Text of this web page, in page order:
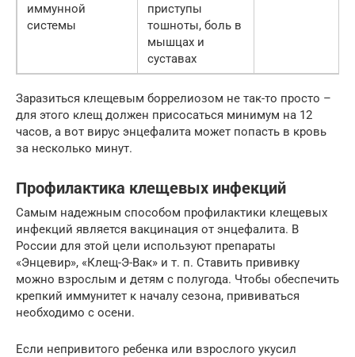
иммунной
системы
приступы
тошноты, боль в
мышцах и
суставах
Заразиться клещевым боррелиозом не так-то просто –
для этого клещ должен присосаться минимум на 12
часов, а вот вирус энцефалита может попасть в кровь
за несколько минут.
Профилактика клещевых инфекций
Самым надежным способом профилактики клещевых
инфекций является вакцинация от энцефалита. В
России для этой цели используют препараты
«Энцевир», «Клещ-Э-Вак» и т. п. Ставить прививку
можно взрослым и детям с полугода. Чтобы обеспечить
крепкий иммунитет к началу сезона, прививаться
необходимо с осени.
Если непривитого ребенка или взрослого укусил